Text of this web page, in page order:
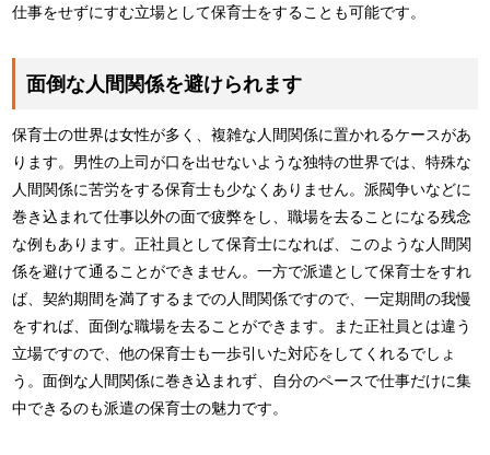
仕事をせずにすむ立場として保育士をすることも可能です。
面倒な人間関係を避けられます
保育士の世界は女性が多く、複雑な人間関係に置かれるケースがあ
ります。男性の上司が口を出せないような独特の世界では、特殊な
人間関係に苦労をする保育士も少なくありません。派閥争いなどに
巻き込まれて仕事以外の面で疲弊をし、職場を去ることになる残念
な例もあります。正社員として保育士になれば、このような人間関
係を避けて通ることができません。一方で派遣として保育士をすれ
ば、契約期間を満了するまでの人間関係ですので、一定期間の我慢
をすれば、面倒な職場を去ることができます。また正社員とは違う
立場ですので、他の保育士も一歩引いた対応をしてくれるでしょ
う。面倒な人間関係に巻き込まれず、自分のペースで仕事だけに集
中できるのも派遣の保育士の魅力です。